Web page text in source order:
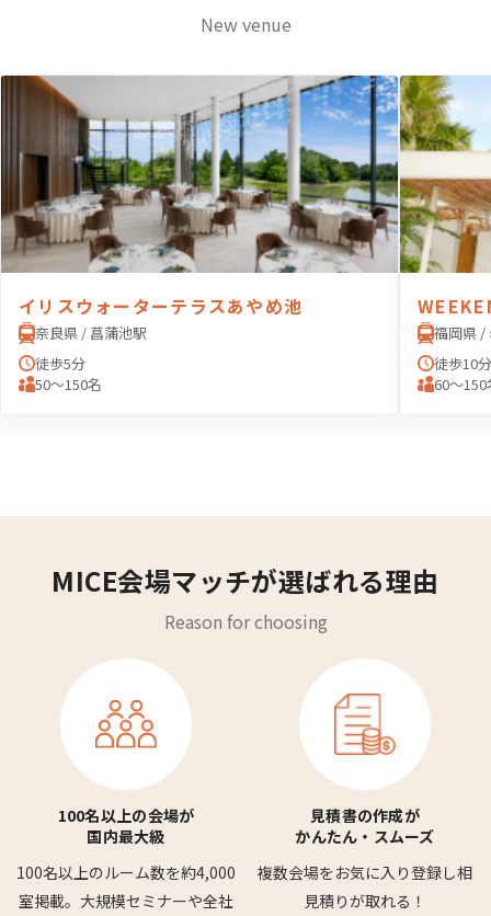
New venue
イリスウォーターテラスあやめ池
奈良県 / 菖蒲池駅
徒歩5分
50〜150名
福岡県 /
徒歩10
60〜150
MICE会場マッチが選ばれる理由
Reason for choosing
100名以上の会場が
国内最大級
100名以上のルーム数を約4,000
室掲載。 大規模セミナーや全社
見積書の作成が
かんたん・スムーズ
複数会場をお気に入り登録し相
見積りが取れる！